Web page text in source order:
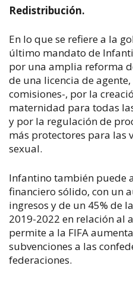
Redistribución.
En lo que se refiere a la
último mandato de
por una amplia reforma
de una licencia de
comisiones-, por la
maternidad para todas
y por la regulación de
más protectores para las
sexual.
Infantino también puede
financiero sólido, con un
ingresos y de un 45% de
2019-2022 en relación al
permite a la FIFA
subvenciones a las
federaciones.